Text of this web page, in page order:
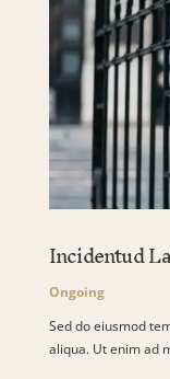
Incidentud
Ongoing
Sed do eiusmod
aliqua. Ut enim ad